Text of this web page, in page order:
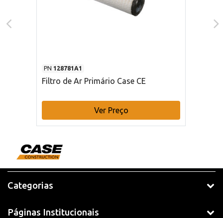
PN 128781A1
Filtro de Ar Primário Case CE
Ver Preço
Categorias
Páginas Institucionais